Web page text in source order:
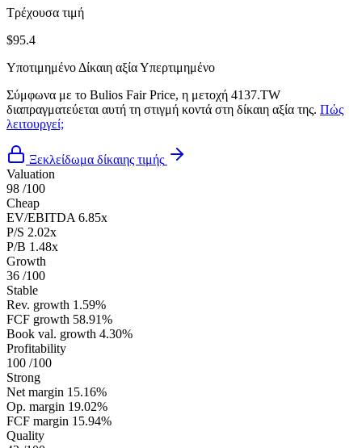
Τρέχουσα τιμή
$95.4
Υποτιμημένο Δίκαιη αξίαΥπερτιμημένο
Σύμφωνα με το Bulios Fair Price, η μετοχή 4137.TW
διαπραγματεύεται αυτή τη στιγμή κοντά στη δίκαιη αξία της. Πώς
λειτουργεί;
Ξεκλείδωμα δίκαιης τιμής
Valuation
98 /100
Cheap
EV/EBITDA 6.85x
P/S 2.02x
P/B 1.48x
Growth
36 /100
Stable
Rev. growth 1.59%
FCF growth 58.91%
Book val. growth 4.30%
Profitability
100 /100
Strong
Net margin 15.16%
Op. margin 19.02%
FCF margin 15.94%
Quality